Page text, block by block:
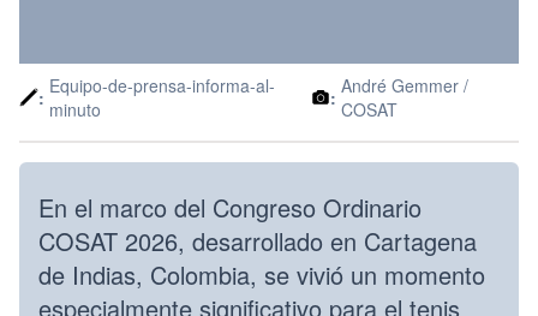
: Equipo-de-prensa-informa-al-
minuto
:André Gemmer /
COSAT
En el marco del Congreso Ordinario
COSAT 2026, desarrollado en Cartagena
de Indias, Colombia, se vivió un momento
especialmente significativo para el tenis